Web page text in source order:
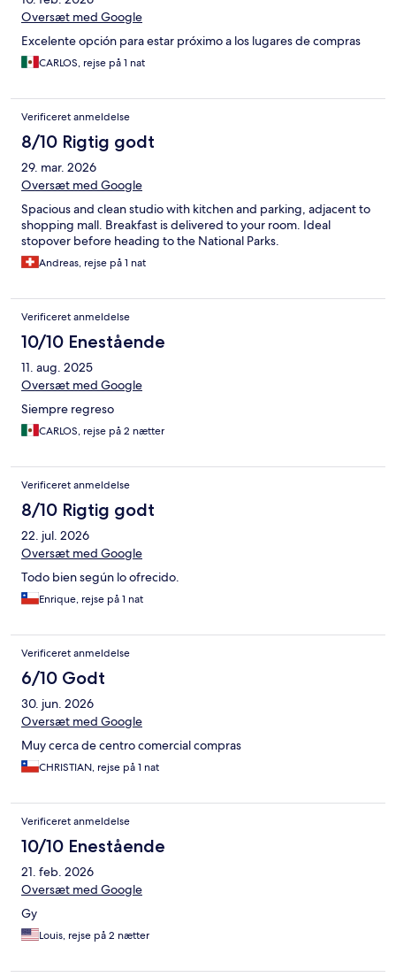
Oversæt med Google
Excelente opción para estar próximo a los lugares de compras
CARLOS, rejse på 1 nat
Verificeret anmeldelse
8/10 Rigtig godt
29. mar. 2026
Oversæt med Google
Spacious and clean studio with kitchen and parking, adjacent to
shopping mall. Breakfast is delivered to your room. Ideal
stopover before heading to the National Parks.
Andreas, rejse på 1 nat
Verificeret anmeldelse
10/10 Enestående
11. aug. 2025
Oversæt med Google
Siempre regreso
CARLOS, rejse på 2 nætter
Verificeret anmeldelse
8/10 Rigtig godt
22. jul. 2026
Oversæt med Google
Todo bien según lo ofrecido.
Enrique, rejse på 1 nat
Verificeret anmeldelse
6/10 Godt
30. jun. 2026
Oversæt med Google
Muy cerca de centro comercial compras
CHRISTIAN, rejse på 1 nat
Verificeret anmeldelse
10/10 Enestående
21. feb. 2026
Oversæt med Google
Gy
Louis, rejse på 2 nætter